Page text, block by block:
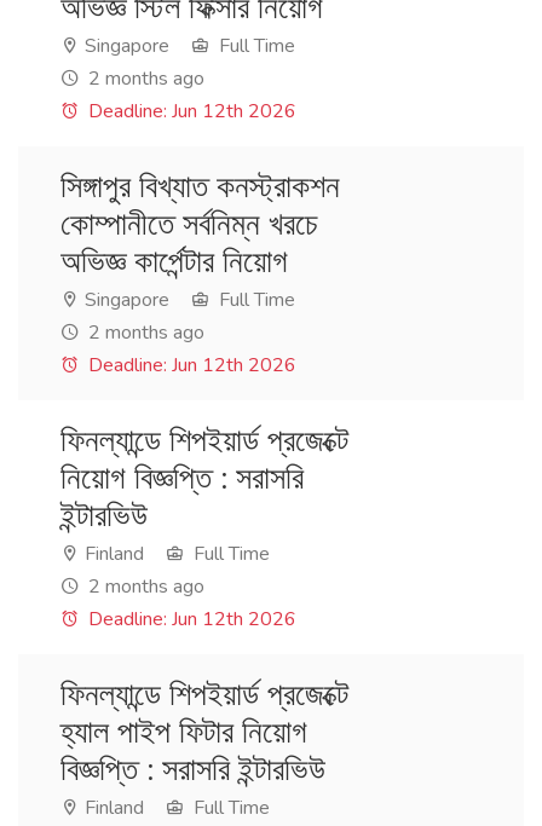
Singapore
Full Time
2 months ago
Deadline: Jun 12th 2026
সিঙ্গাপুর বিখ্যাত কনস্ট্রাকশন
কোম্পানীতে সর্বনিম্ন খরচে
অভিজ্ঞ কার্পেন্টার নিয়োগ
Singapore
Full Time
2 months ago
Deadline: Jun 12th 2026
ফিনল্যান্ডে শিপইয়ার্ড প্রজেক্টে
নিয়োগ বিজ্ঞপ্তি : সরাসরি
ইন্টারভিউ
Finland
Full Time
2 months ago
Deadline: Jun 12th 2026
ফিনল্যান্ডে শিপইয়ার্ড প্রজেক্টে
হ্যাল পাইপ ফিটার নিয়োগ
বিজ্ঞপ্তি : সরাসরি ইন্টারভিউ
Finland
Full Time